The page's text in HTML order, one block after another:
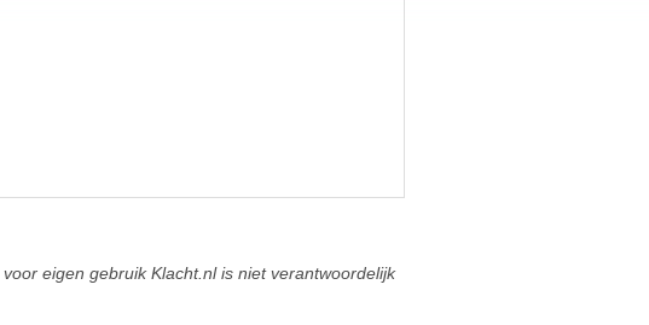
eigen gebruik Klacht.nl is niet verantwoordelijk